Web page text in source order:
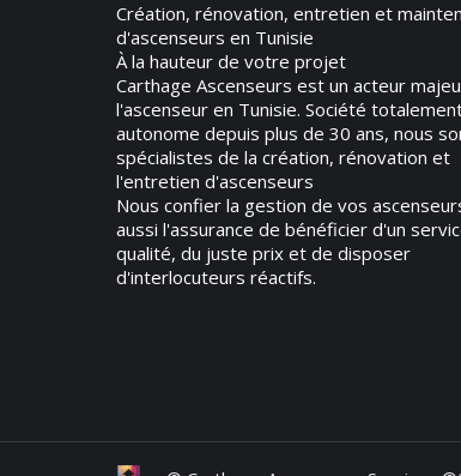
Création, rénovation, entretien et
d'ascenseurs en Tunisie
À la hauteur de votre projet
Carthage Ascenseurs est un acteur
l'ascenseur en Tunisie. Société
autonome depuis plus de 30 ans, nous
spécialistes de la création, rénovation et
l'entretien d'ascenseurs
Nous confier la gestion de vos
aussi l'assurance de bénéficier d'un
qualité, du juste prix et de disposer
d'interlocuteurs réactifs.